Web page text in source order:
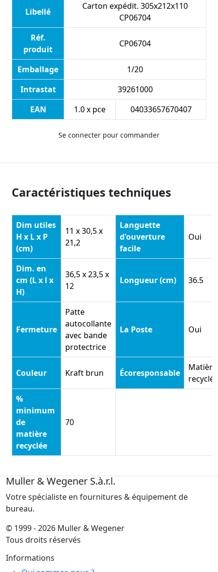
Libellé
Carton expédit. 305x212x110
CP06704
Réf.
produit
CP06704
Emballage
1/20
Intrastat
39261000
EAN
1.0 x pce 04033657670407
Se connecter pour commander
Caractéristiques techniques
Dim utiles
H x L x P
(cm)
11 x 30,5 x
21,2
Languette
d'ouverture
facile
Oui
Dim. en
cm (L x l x
H)
36,5 x 23,5 x
12
Longueur (cm) 36.5
Fermeture
Patte
autocollante
avec bande
protectrice
La Poste Oui
Couleur Kraft brun Écoresponsable
Matière
recyclée
%
minimum
de
matière
recyclée
70
Muller & Wegener S.à.r.l.
Votre spécialiste en fournitures & équipement de
bureau.
© 1999 - 2026 Muller & Wegener
Tous droits réservés
Informations